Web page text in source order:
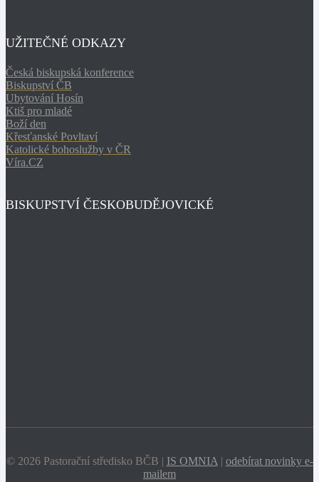
UŽITEČNÉ ODKAZY
Česká biskupská konference
Biskupství ČB
Ubytování Hosín
Ktiš pro mladé
Boží den
Křesťanské Povltaví
Katolické bohoslužby v ČR
Víra.CZ
BISKUPSTVÍ ČESKOBUDĚJOVICKÉ
© 2026 Pastorační středisko BČB | IS OMNIA | odebírat novinky e-
mailem